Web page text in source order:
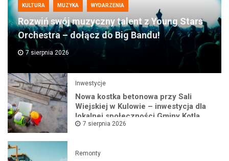
KULTURA MUZYKA WYDARZENIA
Rozwiń swój muzyczny talent z Young Stars
Orchestra – dołącz do Big Bandu!
7 sierpnia 2026
Inwestycje
Nowa kostka betonowa przy Sali
Wiejskiej w Kulowie – inwestycja dla
lokalnej społeczności Gminy Kotla
7 sierpnia 2026
Remonty